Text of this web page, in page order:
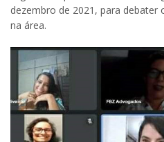
dezembro de 2021, para debater
na área.